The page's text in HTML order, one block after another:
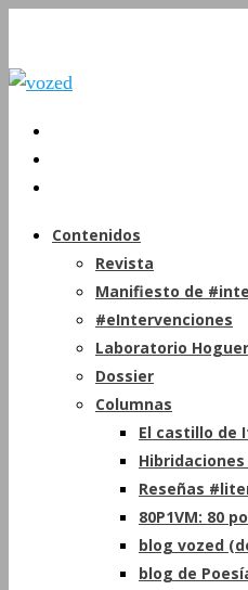
Contenidos
Revista
Manifiesto de
#eIntervenciones
Laboratorio
Dossier
Columnas
El castillo de
Reseñas
80P1VM: 80
blog vozed
blog de